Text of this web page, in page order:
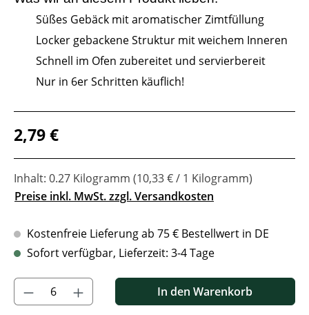
Süßes Gebäck mit aromatischer Zimtfüllung
Locker gebackene Struktur mit weichem Inneren
Schnell im Ofen zubereitet und servierbereit
Nur in 6er Schritten käuflich!
Regulärer Preis:
2,79 €
Inhalt: 0.27 Kilogramm (10,33 € / 1 Kilogramm)
Preise inkl. MwSt. zzgl. Versandkosten
Kostenfreie Lieferung ab 75 € Bestellwert in DE
Sofort verfügbar, Lieferzeit: 3-4 Tage
Produkt Anzahl: Gib den gewünschten Wert ein oder benutze
In den Warenkorb